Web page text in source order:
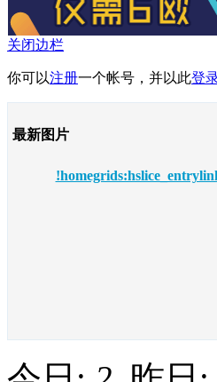
关闭边栏
你可以注册一个帐号，并以此登
最新图片